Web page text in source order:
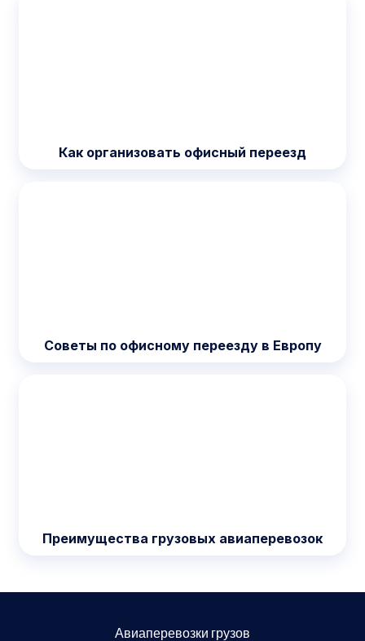
Как организовать офисный переезд
Советы по офисному переезду в Европу
Преимущества грузовых авиаперевозок
Авиаперевозки грузов